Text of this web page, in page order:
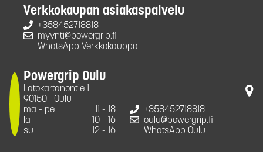
Verkkokaupan asiakaspalvelu
+358452718818
myynti@powergrip.fi
WhatsApp Verkkokauppa
Powergrip Oulu
Latokartanontie 1
90150
Oulu
ma - pe
11 - 18
la
10 - 16
su
12 - 16
+358452718818
oulu@powergrip.fi
WhatsApp Oulu